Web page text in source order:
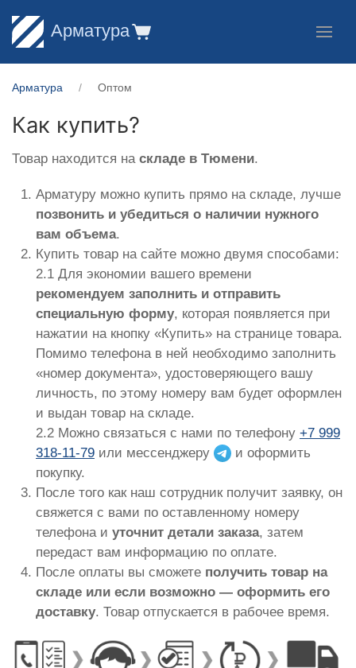
Арматура
Арматура Оптом
Как купить?
Товар находится на складе в Тюмени.
Арматуру можно купить прямо на складе, лучше
позвонить и убедиться о наличии нужного
вам объема.
Купить товар на сайте можно двумя способами:
2.1 Для экономии вашего времени
рекомендуем заполнить и отправить
специальную форму, которая появляется при
нажатии на кнопку «Купить» на странице товара.
Помимо телефона в ней необходимо заполнить
«номер документа», удостоверяющего вашу
личность, по этому номеру вам будет оформлен
и выдан товар на складе.
2.2 Можно связаться с нами по телефону +7 999
318-11-79 или мессенджеру
и оформить
покупку.
После того как наш сотрудник получит заявку, он
свяжется с вами по оставленному номеру
телефона и уточнит детали заказа, затем
передаст вам информацию по оплате.
После оплаты вы сможете получить товар на
складе или если возможно — оформить его
доставку. Товар отпускается в рабочее время.